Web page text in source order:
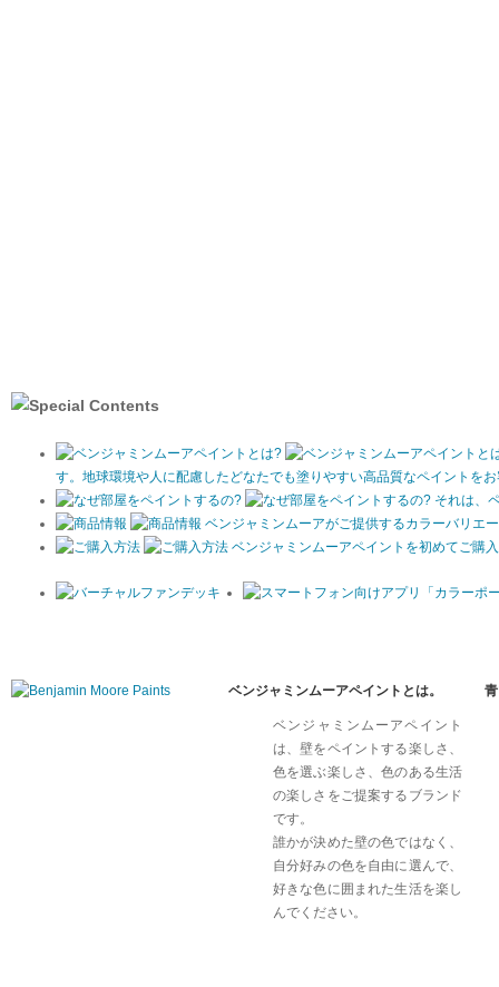
す。地球環境や人に配慮したどなたでも塗りやすい高品質なペイントを
それは、
ベンジャミンムーアがご提供するカラーバリエ
ベンジャミンムーアペイントを初めてご購
ベンジャミンムーアペイントとは。
ベンジャミンムーアペイント
は、壁をペイントする楽しさ、
色を選ぶ楽しさ、色のある生活
の楽しさをご提案するブランド
です。
誰かが決めた壁の色ではなく、
自分好みの色を自由に選んで、
好きな色に囲まれた生活を楽し
んでください。